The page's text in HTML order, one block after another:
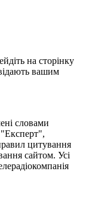
на сторінку
вашим
словами
цитування
сайтом. Усі